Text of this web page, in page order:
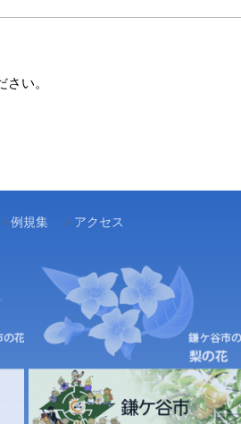
い。
例規集 アクセス